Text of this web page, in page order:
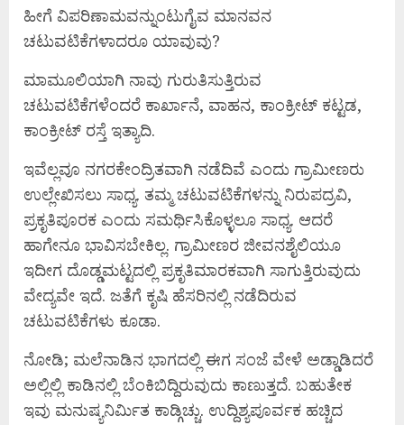
ಹೀಗೆ ವಿಪರಿಣಾಮವನ್ನುಂಟುಗೈವ ಮಾನವನ
ಚಟುವಟಿಕೆಗಳಾದರೂ ಯಾವುವು?
ಮಾಮೂಲಿಯಾಗಿ ನಾವು ಗುರುತಿಸುತ್ತಿರುವ
ಚಟುವಟಿಕೆಗಳೆಂದರೆ ಕಾರ್ಖಾನೆ, ವಾಹನ, ಕಾಂಕ್ರೀಟ್ ಕಟ್ಟಡ,
ಕಾಂಕ್ರೀಟ್ ರಸ್ತೆ ಇತ್ಯಾದಿ.
ಇವೆಲ್ಲವೂ ನಗರಕೇಂದ್ರಿತವಾಗಿ ನಡೆದಿವೆ ಎಂದು ಗ್ರಾಮೀಣರು
ಉಲ್ಲೇಖಿಸಲು ಸಾಧ್ಯ. ತಮ್ಮ ಚಟುವಟಿಕೆಗಳನ್ನು ನಿರುಪದ್ರವಿ,
ಪ್ರಕೃತಿಪೂರಕ ಎಂದು ಸಮರ್ಥಿಸಿಕೊಳ್ಳಲೂ ಸಾಧ್ಯ. ಆದರೆ
ಹಾಗೇನೂ ಭಾವಿಸಬೇಕಿಲ್ಲ. ಗ್ರಾಮೀಣರ ಜೀವನಶೈಲಿಯೂ
ಇದೀಗ ದೊಡ್ಡಮಟ್ಟದಲ್ಲಿ ಪ್ರಕೃತಿಮಾರಕವಾಗಿ ಸಾಗುತ್ತಿರುವುದು
ವೇದ್ಯವೇ ಇದೆ. ಜತೆಗೆ ಕೃಷಿ ಹೆಸರಿನಲ್ಲಿ ನಡೆದಿರುವ
ಚಟುವಟಿಕೆಗಳು ಕೂಡಾ.
ನೋಡಿ; ಮಲೆನಾಡಿನ ಭಾಗದಲ್ಲಿ ಈಗ ಸಂಜೆ ವೇಳೆ ಅಡ್ಡಾಡಿದರೆ
ಅಲ್ಲಿಲ್ಲಿ ಕಾಡಿನಲ್ಲಿ ಬೆಂಕಿಬಿದ್ದಿರುವುದು ಕಾಣುತ್ತದೆ. ಬಹುತೇಕ
ಇವು ಮನುಷ್ಯನಿರ್ಮಿತ ಕಾಡ್ಗಿಚ್ಚು. ಉದ್ದಿಶ್ಯಪೂರ್ವಕ ಹಚ್ಚಿದ